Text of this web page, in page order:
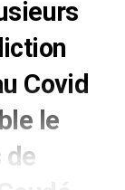
Covid
le
de